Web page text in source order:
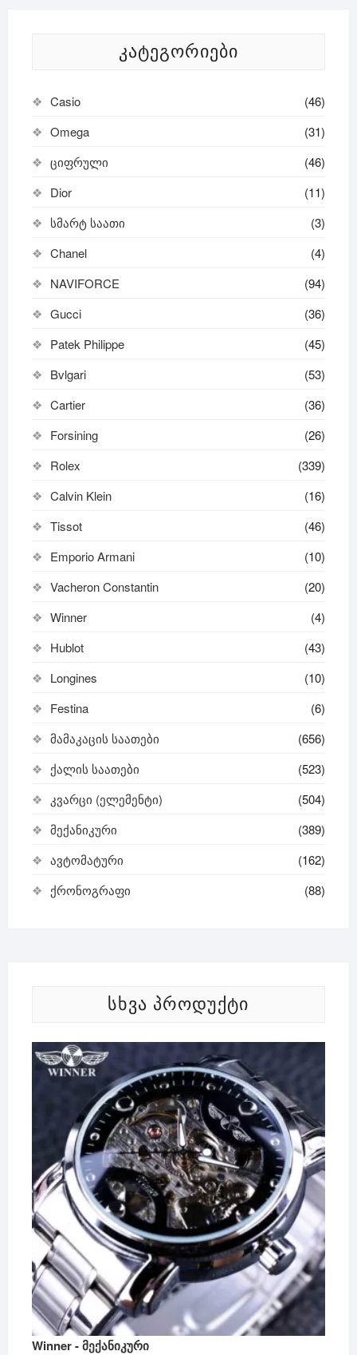
ᲙᲐᲢᲔᲒᲝᲠᲘᲔᲑᲘ
Casio
(46)
Omega
(31)
ციფრული
(46)
Dior
(11)
სმარტ საათი
(3)
Chanel
(4)
NAVIFORCE
(94)
Gucci
(36)
Patek Philippe
(45)
Bvlgari
(53)
Cartier
(36)
Forsining
(26)
Rolex
(339)
Calvin Klein
(16)
Tissot
(46)
Emporio Armani
(10)
Vacheron Constantin
(20)
Winner
(4)
Hublot
(43)
Longines
(10)
Festina
(6)
მამაკაცის საათები
(656)
ქალის საათები
(523)
კვარცი (ელემენტი)
(504)
მექანიკური
(389)
ავტომატური
(162)
ქრონოგრაფი
(88)
ᲡᲮᲕᲐ ᲞᲠᲝᲓᲣᲥᲢᲘ
Winner - მექანიკური